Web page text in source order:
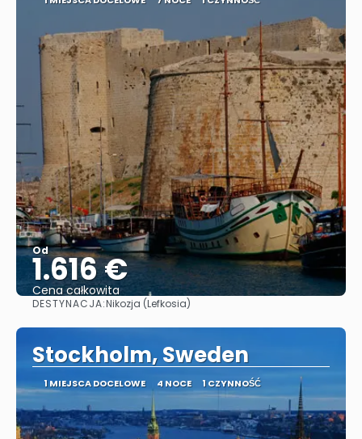
Od
1.616 €
Cena całkowita
Zobacz
DESTYNACJA:Nikozja (Lefkosia)
Stockholm, Sweden
1 MIEJSCA DOCELOWE 4 NOCE 1 CZYNNOŚĆ